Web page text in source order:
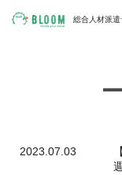
総合人材派
2023.07.03